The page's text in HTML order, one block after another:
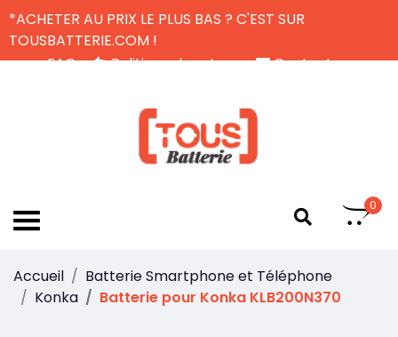
*ACHETER AU PRIX LE PLUS BAS ? C'EST SUR
TOUSBATTERIE.COM !
FAQ
Politique de retour
Contactez-nous
0
Accueil
Batterie Smartphone et Téléphone
Konka
Batterie pour Konka KLB200N370